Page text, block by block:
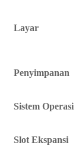
Layar
Penyimpanan
Sistem Operasi
Slot Ekspansi